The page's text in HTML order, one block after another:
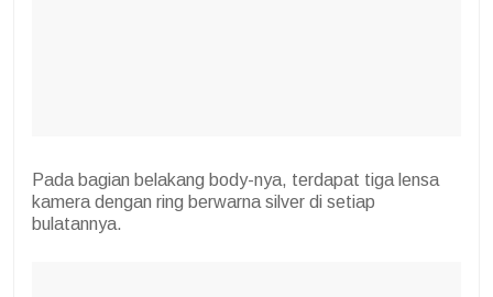
Pada bagian belakang body-nya, terdapat tiga lensa
kamera dengan ring berwarna silver di setiap
bulatannya.